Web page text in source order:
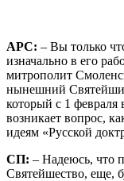
АРС: – Вы только
изначально в его
митрополит
нынешний
который с 1
возникает вопрос,
идеям «Русской
СП: – Надеюсь, что
Святейшество, еще,